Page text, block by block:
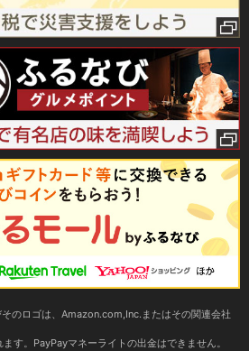
のロゴは、Amazon.com,Inc.またはその関連会社
す。PayPayマネーライトの出金はできません。